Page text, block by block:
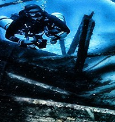
ist auf
gewohnt